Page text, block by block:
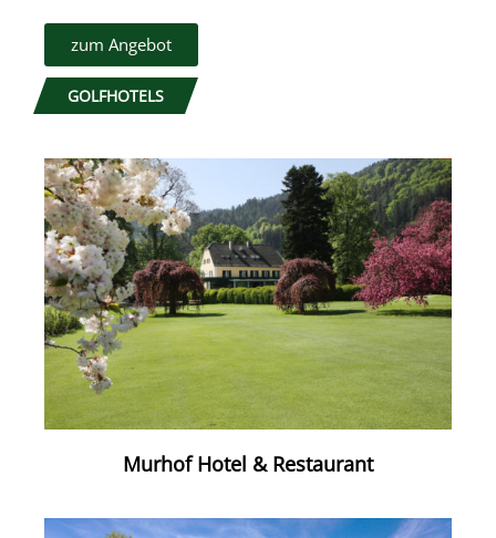
zum Angebot
GOLFHOTELS
Murhof Hotel & Restaurant